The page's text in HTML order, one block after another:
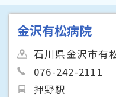
金沢有松病院
石川県金沢市有
076-242-2111
押野駅